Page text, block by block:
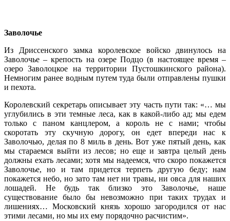
Заволочье
Из Дриссенского замка королевское войско двинулось на
Заволочье – крепость на озере Подцо (в настоящее время –
озеро Заволоцкое на территории Пустошкинского района).
Немногим ранее водным путем туда были отправлены пушки
и пехота.
Королевский секретарь описывает эту часть пути так: «… мы
углубились в эти темные леса, как в какой-либо ад; мы едем
только с паном канцлером, а король не с нами; чтобы
скоротать эту скучную дорогу, он едет впереди нас к
Заволочью, делая по 8 миль в день. Вот уже пятый день, как
мы стараемся выйти из лесов; но еще и завтра целый день
должны ехать лесами; хотя мы надеемся, что скоро покажется
Заволочье, но и там придется терпеть другую беду; нам
покажется небо, но зато там нет ни травы, ни овса для наших
лошадей. Не будь так близко это Заволочье, наше
существование было бы невозможно при таких трудах и
лишениях… Московский князь хорошо загородился от нас
этими лесами, но мы их ему порядочно расчистим».